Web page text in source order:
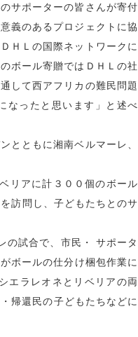
サポーターの皆さんが寄付
義のあるプロジェクトに協
ＨＬの国際ネットワークに
ボール寄贈ではＤＨＬの社
して西アフリカの難民問題
なったと思います」と述べ
とともに湘南ベルマーレ、
リアに計３００個のボール
訪問し、子どもたちとのサ
試合で、市民・ サポータ
ボールの仕分け梱包作業に
エラレオネとリベリアの両
帰還民の子どもたちなどに